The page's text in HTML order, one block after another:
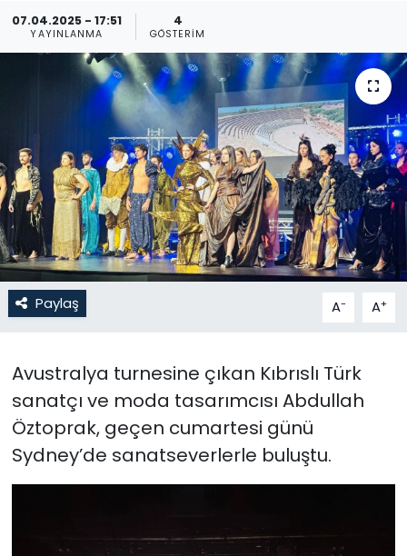
07.04.2025 - 17:51
YAYINLANMA
4
GÖSTERIM
Paylaş A- A+
Avustralya turnesine çıkan Kıbrıslı Türk
sanatçı ve moda tasarımcısı Abdullah
Öztoprak, geçen cumartesi günü
Sydney’de sanatseverlerle buluştu.
Gündem
KKTC
KKTC YEREL SEÇİM 2018
Kültür Sanat
Magazin
Moda
Nöbetçi Eczaneler
Politika
SAĞLIK